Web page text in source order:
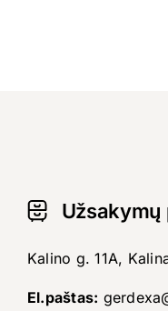
Kalino g. 11A,
El.paštas: